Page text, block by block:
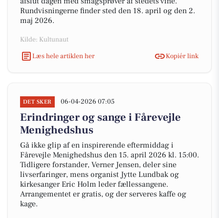
Rundvisningerne finder sted den 18. april og den 2.
maj 2026.
Kilde: Kultunaut
Læs hele artiklen her
Kopiér link
DET SKER 06-04-2026 07:05
Erindringer og sange i Fårevejle
Menighedshus
Gå ikke glip af en inspirerende eftermiddag i
Fårevejle Menighedshus den 15. april 2026 kl. 15:00.
Tidligere forstander, Verner Jensen, deler sine
livserfaringer, mens organist Jytte Lundbak og
kirkesanger Eric Holm leder fællessangene.
Arrangementet er gratis, og der serveres kaffe og
kage.